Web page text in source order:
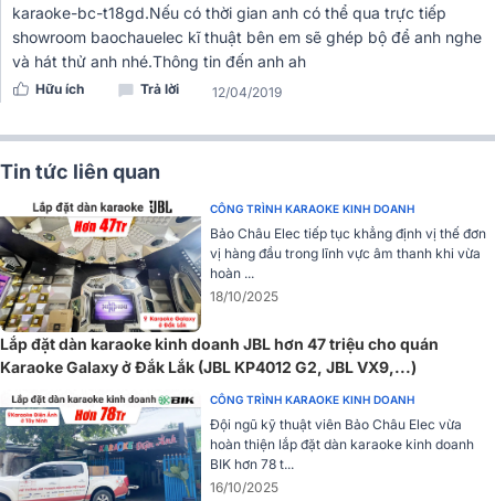
Bên cạnh đó, loa còn hỗ trợ lắp đặt linh hoạt với lỗ cắm chân loa và
khả năng treo tiện lợi. Công nghệ bảo vệ SonicGuard™ giúp bảo vệ
củ loa treble khỏi quá tải, duy trì chất lượng âm thanh ngay cả khi
hoạt động ở công suất cao. Điểm nhấn thiết kế là logo DOMUS PRO
LOUND có thể xoay và phát sáng, dễ dàng điều chỉnh theo hướng
lắp đặt. Sự kết hợp với công nghệ Passive Sound Lighting hiện đại
mang đến trải nghiệm âm thanh - ánh sáng đầy chuyên nghiệp, thu
hút mọi ánh nhìn.
XEM THÊM CHI TIẾT
>>Loa karaoke Domus DP-6212 MAX thương hiệu hàng đầu Nhật
Bản, bền bỉ, ổn định
karaoke-bc-t18gd.Nếu có thời gian anh có thể qua trực tiếp
showroom baochauelec kĩ thuật bên em sẽ ghép bộ để anh nghe
và hát thử anh nhé.Thông tin đến anh ah
Hữu ích Trả lời 12/04/2019
Tin tức liên quan
CÔNG TRÌNH KARAOKE KINH DOANH
Bảo Châu Elec tiếp tục khẳng định vị thế đơn
vị hàng đầu trong lĩnh vực âm thanh khi vừa
hoàn ...
18/10/2025
Lắp đặt dàn karaoke kinh doanh JBL hơn 47 triệu cho quán
Karaoke Galaxy ở Đắk Lắk (JBL KP4012 G2, JBL VX9,...)
CÔNG TRÌNH KARAOKE KINH DOANH
Đội ngũ kỹ thuật viên Bảo Châu Elec vừa
hoàn thiện lắp đặt dàn karaoke kinh doanh
BIK hơn 78 t...
16/10/2025